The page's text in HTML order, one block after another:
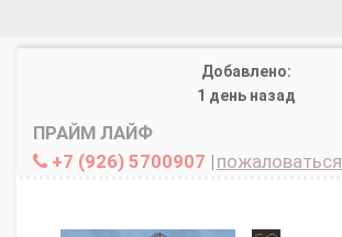
Добавлено:
1 день назад
ПРАЙМ ЛАЙФ
+7 (926) 5700907 | пожаловаться